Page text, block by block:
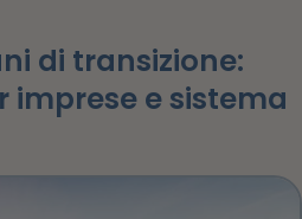
di transizione:
imprese e sistema